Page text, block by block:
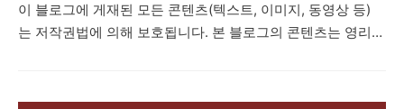
이 블로그에 게재된 모든 콘텐츠(텍스트, 이미지, 동영상 등)
는 저작권법에 의해 보호됩니다. 본 블로그의 콘텐츠는 영리적
권자의 동의 없이 본 콘텐츠를 사용하는 것은 법적 책임을 초